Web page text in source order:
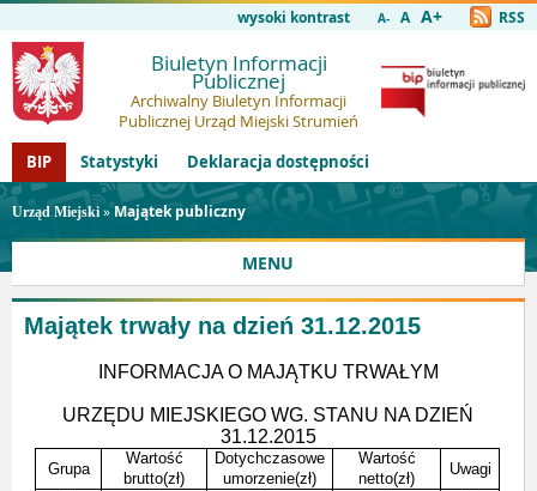
wysoki kontrast A- A A+ RSS
Biuletyn Informacji
Publicznej
Archiwalny Biuletyn Informacji
Publicznej Urząd Miejski Strumień
BIP
Statystyki Deklaracja dostępności
Urząd Miejski» Majątek publiczny
MENU
Majątek trwały na dzień 31.12.2015
INFORMACJA O MAJĄTKU TRWAŁYM
URZĘDU MIEJSKIEGO WG. STANU NA DZIEŃ
31.12.2015
Grupa
Wartość
brutto(zł)
Dotychczasowe
umorzenie(zł)
Wartość
netto(zł)
Uwagi